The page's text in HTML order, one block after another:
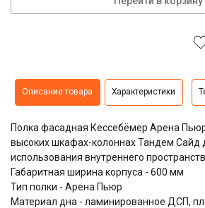
Описание товара Характеристики
Полка фасадная Кессебёмер Арена
высоких шкафах-колоннах Тандем Сайд
использования внутреннего
Габаритная ширина корпуса - 600 мм
Тип полки - Арена Пьюр
Материал дна - ламинированное ДСП,